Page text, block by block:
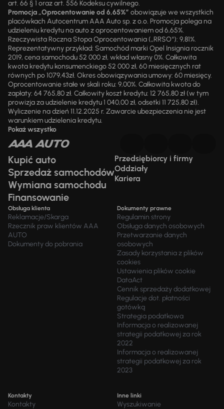
art. 66 § 1 oraz art. 556 Kodeksu cywilnego.
Promocja „Oprocentowanie od 6,65%” obowiązuje we wszystkich
placówkach Autocentrum AAA Auto sp. z o.o. Promocja polega na
udzieleniu kredytu na auto z oprocentowaniem od 6,65%.
Rzeczywista Roczna Stopa Oprocentowania („RRSO“): 9,81%.
Reprezentatywny przykład: Samochód marki Opel Insignia rocznik
2019, cena samochodu 52 000 zł, wkład własny 0%. Całkowita
kwota kredytu konsumenckiego 52 000 zł, 60 miesięcznych rat
równych po 1079,43zł. Okres obowiązywania umowy: 60 miesięcy.
Oprocentowanie stałe w skali roku: 9,00%. Całkowita kwota do
zapłaty: 64 765,80 zł. Całkowity koszt kredytu: 12 765,80 zł (w tym
prowizja za udzielenie kredytu 1 040,00 zł, odsetki 11 725,80 zł).
Wyliczenie na dzień 11.12.2025 r. Zawarcie ubezpieczenia nie jest
warunkiem udzielenia kredytu.
Pokaż wszystko
Kupić auto
Sprzedaż samochodów
Wymiana samochodu
Finansowanie
Przedsiębiorcy i firmy
Oddziały
Kariera
Obsługa klienta
Reklamacje/Skarga
Rzecznik praw klientów AAA
AUTO
Dokumenty do pobrania
Dokumenty prawne
Regulamin strony
Obsługa danych osobowych
Przetwarzanie danych
osobowych
Zasady korzystania z plików
cookies
Ustawienia plików cookie
DataAct
Cennik sprzedaży dodatkowej
Regulacje dot. płatności
gotówką
Strategia podatkowa
Informacja o realizowanej
strategii podatkowej za rok
2022
Informacja o realizowanej
strategii podatkowej za rok
2023
Kontakty
Kontakty
Inne linki
Wyszukiwanie